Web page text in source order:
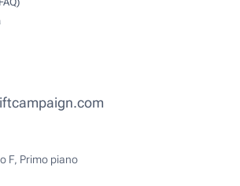
F, Primo piano